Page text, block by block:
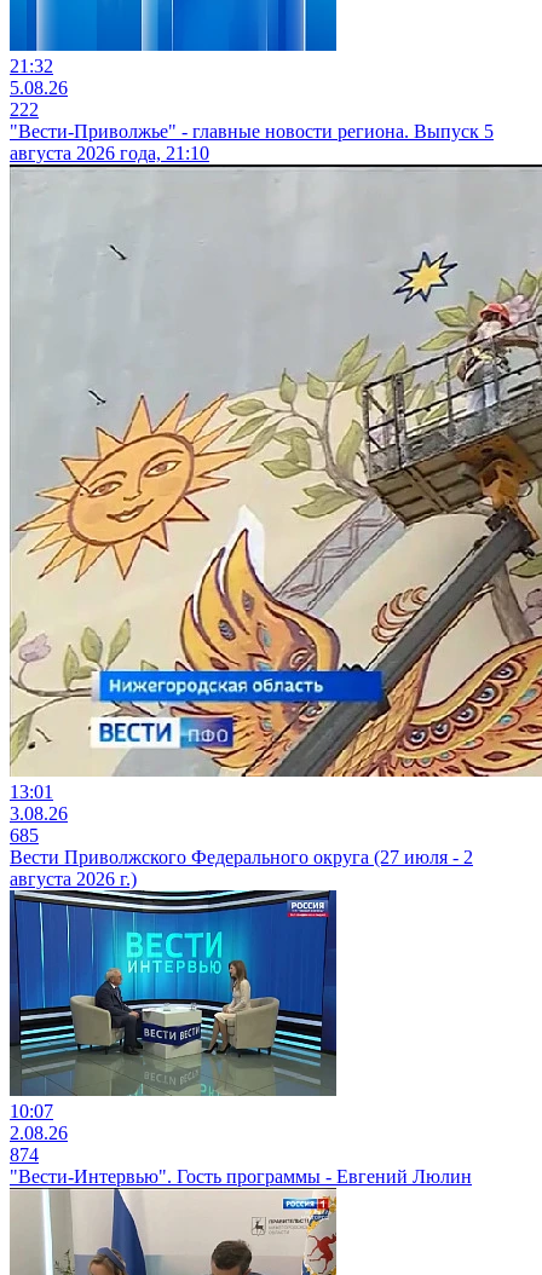
21:32
5.08.26
222
"Вести-Приволжье" - главные новости региона. Выпуск 5
августа 2026 года, 21:10
13:01
3.08.26
685
Вести Приволжского Федерального округа (27 июля - 2
августа 2026 г.)
10:07
2.08.26
874
"Вести-Интервью". Гость программы - Евгений Люлин